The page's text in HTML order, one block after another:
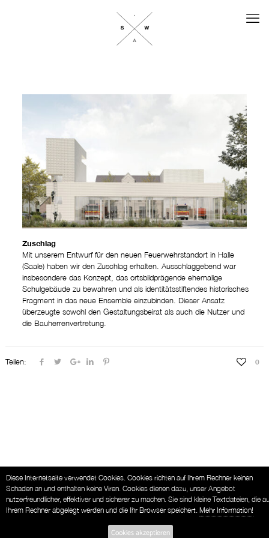
Zuschlag
Mit unserem Entwurf für den neuen Feuerwehrstandort in Halle
(Saale) haben wir den Zuschlag erhalten. Ausschlaggebend war
insbesondere das Konzept, das ortsbildprägende ehemalige
Schulgebäude zu bewahren und als identitätsstiftendes historisches
Fragment in das neue Ensemble einzubinden. Dieser Ansatz
überzeugte sowohl den Gestaltungsbeirat als auch die Nutzer und
die Bauherrenvertretung.
Teilen: 0
Diese Internetseite verwendet Cookies. Cookies richten auf Ihrem Rechner keinen
Schaden an und enthalten keine Viren. Cookies dienen dazu, unser Angebot
nutzerfreundlicher, effektiver und sicherer zu machen. Sie sind kleine Textdateien, die
Ihrem Rechner abgelegt werden und die Ihr Browser speichert. Mehr Information!
Cookies akzeptieren